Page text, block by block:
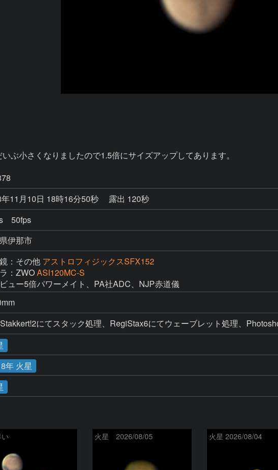
ぶ小さくなりましたので1.5倍にサイズアップしてあります。
11月10日 18時16分50秒
露出 120秒
50fps
伊那市
：その他 アストロフィジックスSFX152
：ZWOASI120MC-S
ュー5倍パワーメイト、PA社ADC、NJP赤道儀
にてスタック処理、RegiStax6にてウェーブレット処理、
年 火星
火星 2026/08/05 火星 2026/08/04